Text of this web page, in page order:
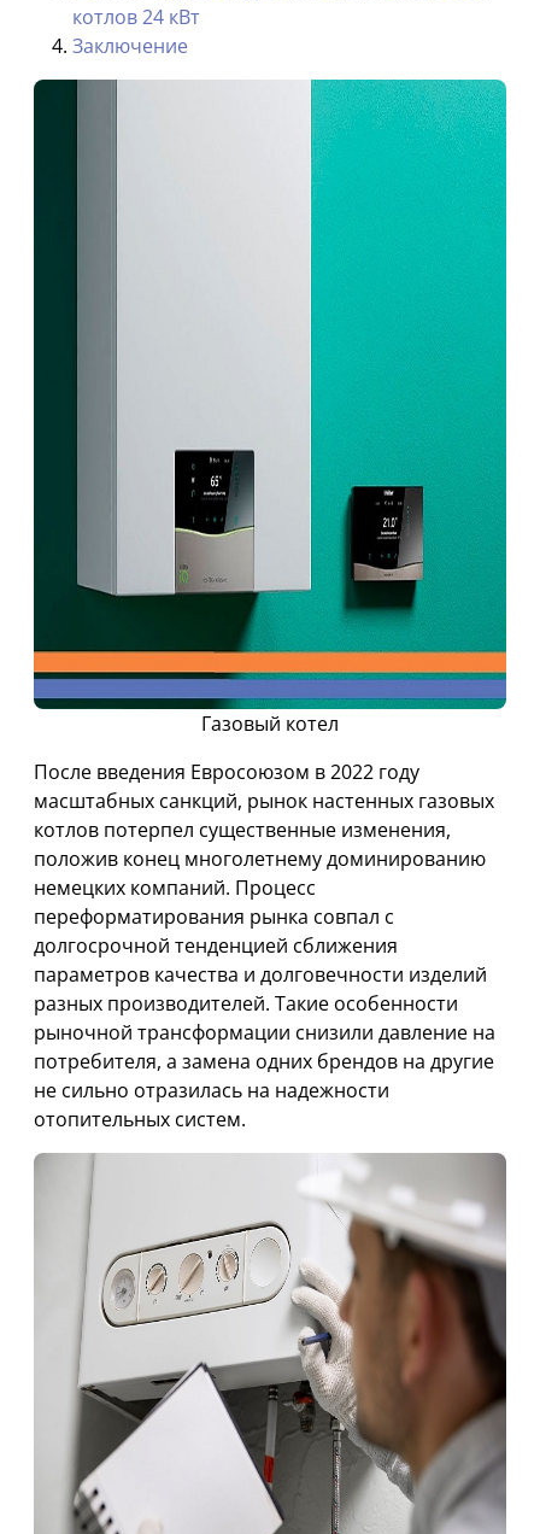
котлов 24 кВт
Заключение
Газовый котел
После введения Евросоюзом в 2022 году
масштабных санкций, рынок настенных газовых
котлов потерпел существенные изменения,
положив конец многолетнему доминированию
немецких компаний. Процесс
переформатирования рынка совпал с
долгосрочной тенденцией сближения
параметров качества и долговечности изделий
разных производителей. Такие особенности
рыночной трансформации снизили давление на
потребителя, а замена одних брендов на другие
не сильно отразилась на надежности
отопительных систем.